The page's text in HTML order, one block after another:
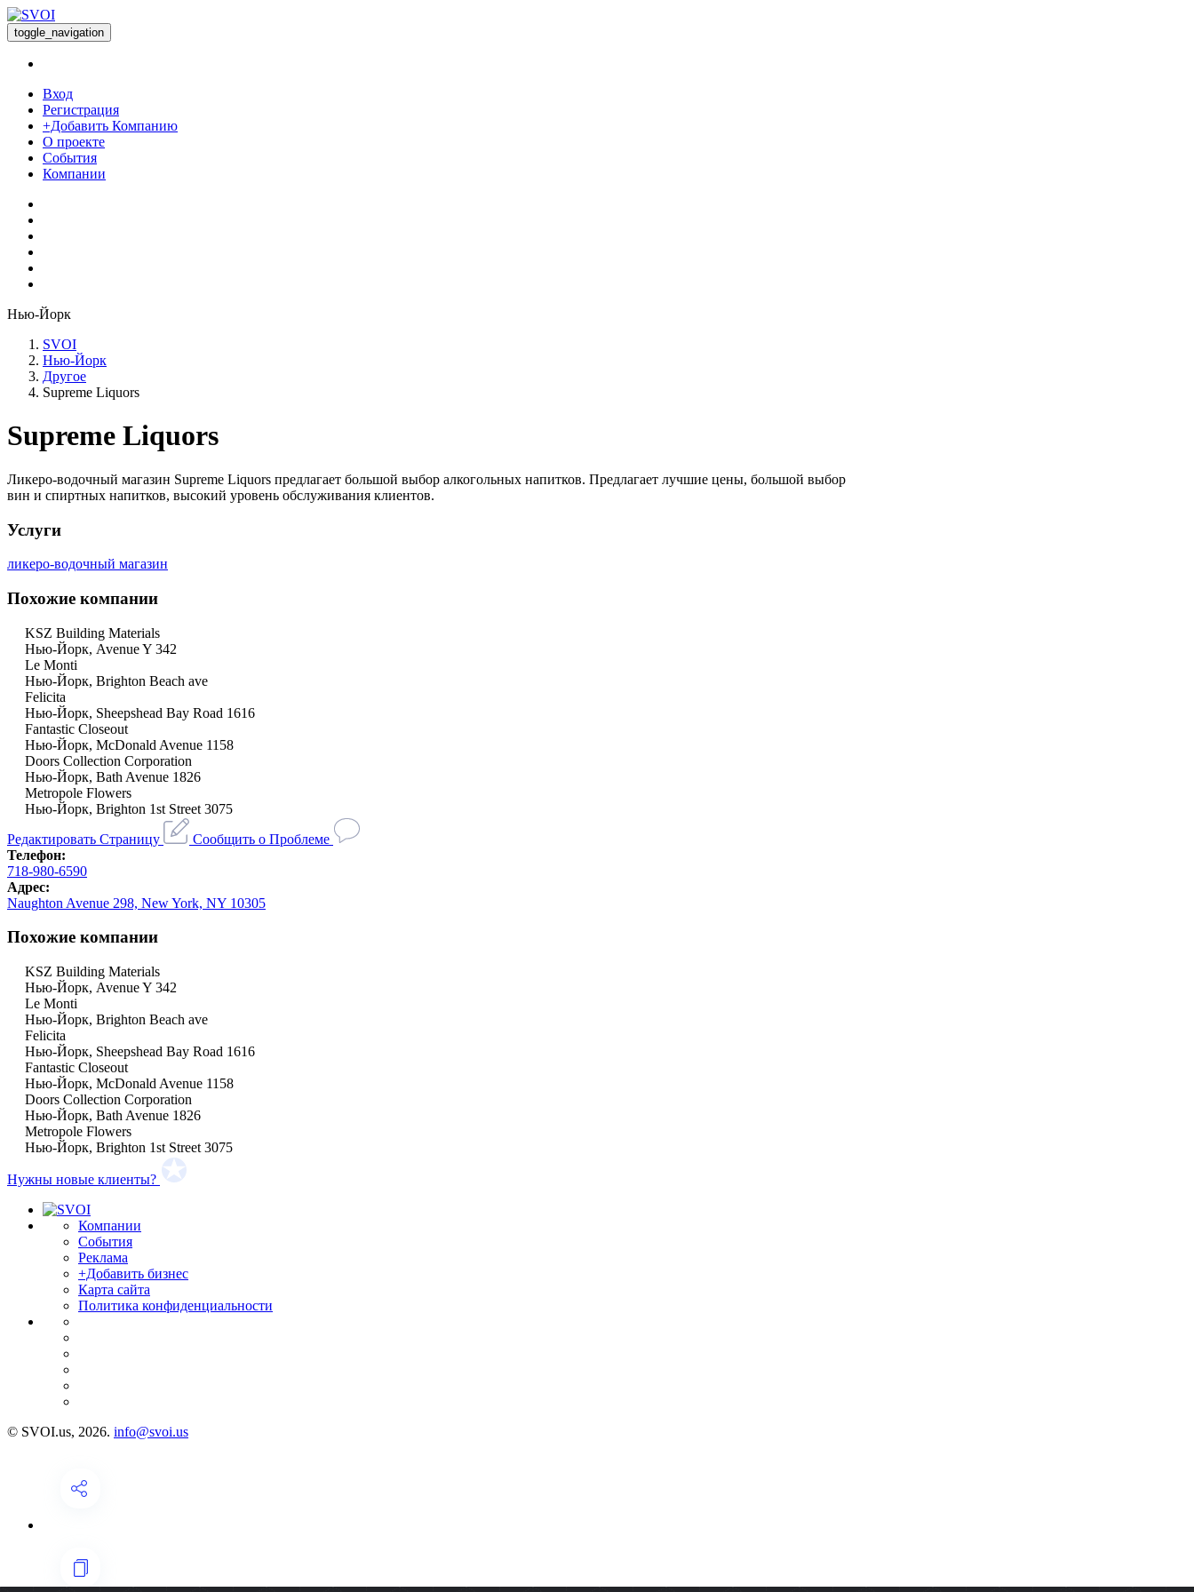
toggle_navigation
Вход
Регистрация
+Добавить Компанию
О проекте
События
Компании
Нью-Йорк
SVOI
Нью-Йорк
Другое
Supreme Liquors
Supreme Liquors
Ликеро-водочный магазин Supreme Liquors предлагает большой выбор алкогольных напитков. Предлагает лучшие цены, большой выбор
вин и спиртных напитков, высокий уровень обслуживания клиентов.
Услуги
ликеро-водочный магазин
Похожие компании
KSZ Building Materials
Нью-Йорк, Avenue Y 342
Le Monti
Нью-Йорк, Brighton Beach ave
Felicita
Нью-Йорк, Sheepshead Bay Road 1616
Fantastic Closeout
Нью-Йорк, McDonald Avenue 1158
Doors Collection Corporation
Нью-Йорк, Bath Avenue 1826
Metropole Flowers
Нью-Йорк, Brighton 1st Street 3075
Редактировать Страницу
Сообщить о Проблеме
Телефон:
718-980-6590
Адрес:
Naughton Avenue 298, New York, NY 10305
Похожие компании
KSZ Building Materials
Нью-Йорк, Avenue Y 342
Le Monti
Нью-Йорк, Brighton Beach ave
Felicita
Нью-Йорк, Sheepshead Bay Road 1616
Fantastic Closeout
Нью-Йорк, McDonald Avenue 1158
Doors Collection Corporation
Нью-Йорк, Bath Avenue 1826
Metropole Flowers
Нью-Йорк, Brighton 1st Street 3075
Нужны новые клиенты?
Компании
События
Реклама
+Добавить бизнес
Карта сайта
Политика конфиденциальности
© SVOI.us, 2026. info@svoi.us